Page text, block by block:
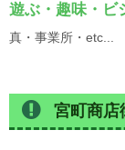
遊ぶ・趣味・ビ
真・事業所・etc...
宮町商店